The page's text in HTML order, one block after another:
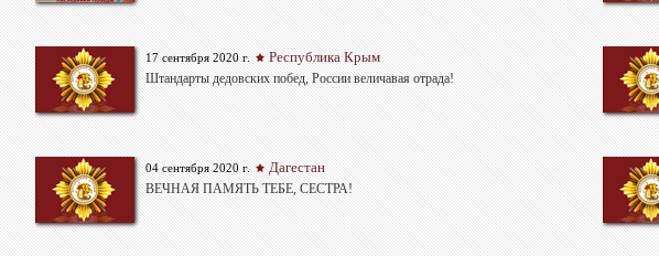
17 сентября 2020 г. Республика Крым
Штандарты дедовских побед, России величавая отрада!
04 сентября 2020 г. Дагестан
ВЕЧНАЯ ПАМЯТЬ ТЕБЕ, СЕСТРА!